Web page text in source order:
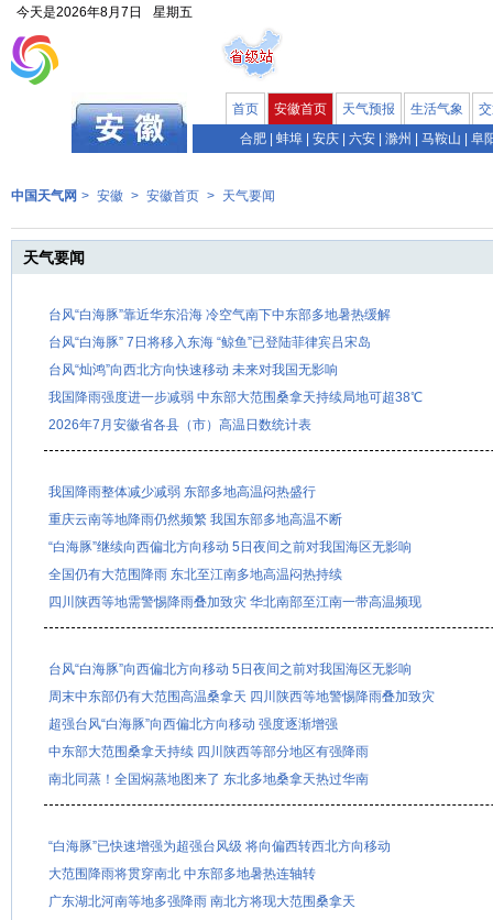
今天是2026年8月7日 星期五
首页 安徽首页 天气预报 生活气象
合肥
蚌埠 安庆 六安 滁州 马鞍山 阜
中国天气网 > 安徽 > 安徽首页 > 天气要闻
天气要闻
台风“白海豚”靠近华东沿海 冷空气南下中东部多地暑热缓解
台风“白海豚” 7日将移入东海 “鲸鱼”已登陆菲律宾吕宋岛
台风“灿鸿”向西北方向快速移动 未来对我国无影响
我国降雨强度进一步减弱 中东部大范围桑拿天持续局地可超38℃
2026年7月安徽省各县（市）高温日数统计表
我国降雨整体减少减弱 东部多地高温闷热盛行
重庆云南等地降雨仍然频繁 我国东部多地高温不断
“白海豚”继续向西偏北方向移动 5日夜间之前对我国海区无影响
全国仍有大范围降雨 东北至江南多地高温闷热持续
四川陕西等地需警惕降雨叠加致灾 华北南部至江南一带高温频现
台风“白海豚”向西偏北方向移动 5日夜间之前对我国海区无影响
周末中东部仍有大范围高温桑拿天 四川陕西等地警惕降雨叠加致灾
超强台风“白海豚”向西偏北方向移动 强度逐渐增强
中东部大范围桑拿天持续 四川陕西等部分地区有强降雨
南北同蒸！全国焖蒸地图来了 东北多地桑拿天热过华南
“白海豚”已快速增强为超强台风级 将向偏西转西北方向移动
大范围降雨将贯穿南北 中东部多地暑热连轴转
广东湖北河南等地多强降雨 南北方将现大范围桑拿天